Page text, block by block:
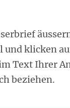
und klicken
Text Ihrer
beziehen.